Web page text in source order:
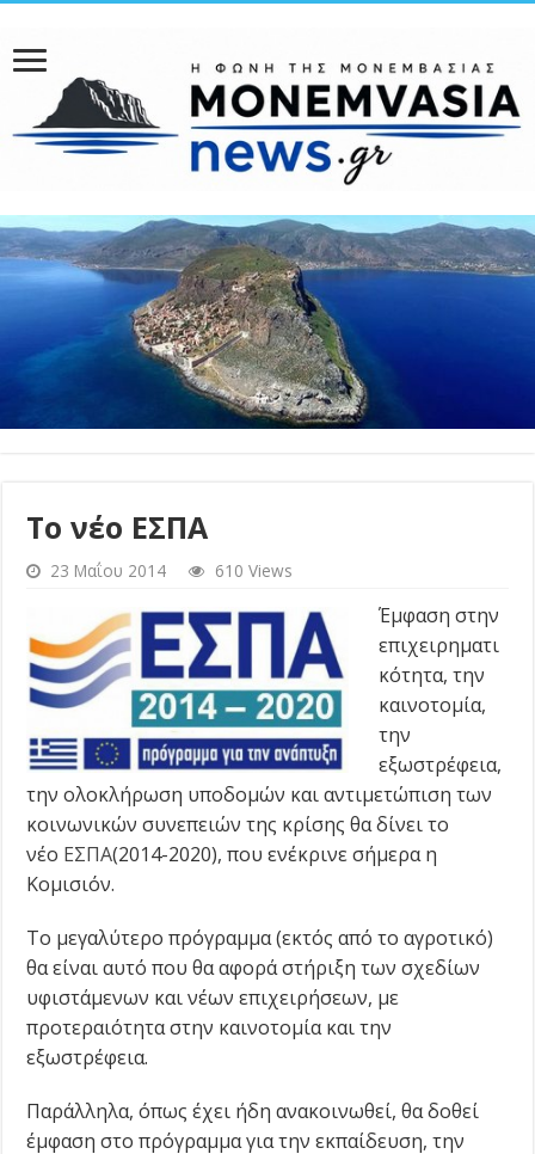
Το νέο ΕΣΠΑ
23 Μαΐου 2014 610 Views
Έμφαση στην
επιχειρηματι
κότητα, την
καινοτομία,
την
εξωστρέφεια,
την ολοκλήρωση υποδομών και αντιμετώπιση των
κοινωνικών συνεπειών της κρίσης θα δίνει το
νέο ΕΣΠΑ(2014-2020), που ενέκρινε σήμερα η
Κομισιόν.
Το μεγαλύτερο πρόγραμμα (εκτός από το αγροτικό)
θα είναι αυτό που θα αφορά στήριξη των σχεδίων
υφιστάμενων και νέων επιχειρήσεων, με
προτεραιότητα στην καινοτομία και την
εξωστρέφεια.
Παράλληλα, όπως έχει ήδη ανακοινωθεί, θα δοθεί
έμφαση στο πρόγραμμα για την εκπαίδευση, την